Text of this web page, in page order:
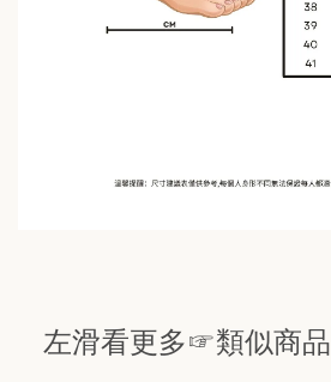
左滑看更多☞類似商品